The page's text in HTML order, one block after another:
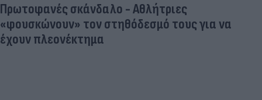
Πρωτοφανές σκάνδαλο - Aθλήτριες
«φουσκώνουν» τον στηθόδεσμό τους για να
έχουν πλεονέκτημα